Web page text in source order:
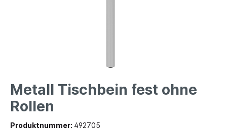
Metall Tischbein fest ohne
Rollen
Produktnummer: 492705